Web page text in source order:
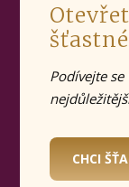
Podívejte
CHCI